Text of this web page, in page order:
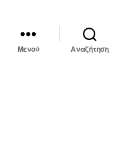
Μενού Αναζήτηση